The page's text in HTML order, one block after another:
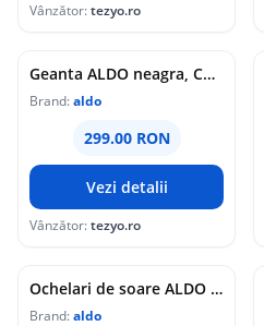
Vânzător:tezyo.ro
Geanta ALDO neagra, CRELALLE 001, din piele ecologica
Brand:aldo
299.00 RON
Vezi detalii
Vânzător:tezyo.ro
Ochelari de soare ALDO bej, OSSCAR 280, din pvc
Brand:aldo